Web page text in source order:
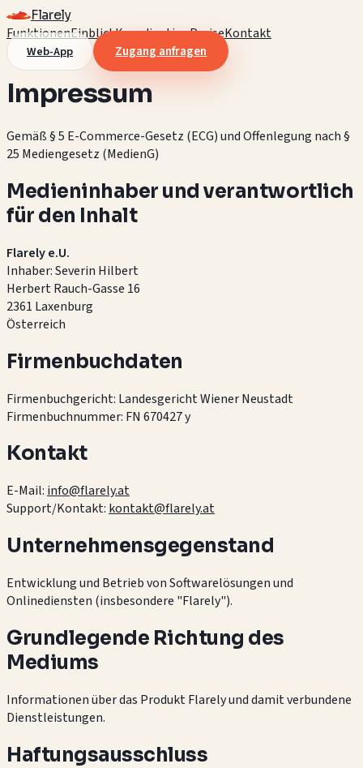
Flarely
FunktionenEinblickKoordinationPreiseKontakt
Web-App Zugang anfragen
Impressum
Gemäß § 5 E-Commerce-Gesetz (ECG) und Offenlegung nach §
25 Mediengesetz (MedienG)
Medieninhaber und verantwortlich
für den Inhalt
Flarely e.U.
Inhaber: Severin Hilbert
Herbert Rauch-Gasse 16
2361 Laxenburg
Österreich
Firmenbuchdaten
Firmenbuchgericht: Landesgericht Wiener Neustadt
Firmenbuchnummer: FN 670427 y
Kontakt
E-Mail: info@flarely.at
Support/Kontakt: kontakt@flarely.at
Unternehmensgegenstand
Entwicklung und Betrieb von Softwarelösungen und
Onlinediensten (insbesondere "Flarely").
Grundlegende Richtung des
Mediums
Informationen über das Produkt Flarely und damit verbundene
Dienstleistungen.
Haftungsausschluss